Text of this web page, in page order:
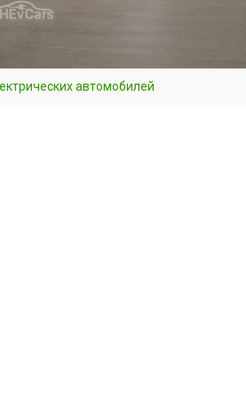
автомобилей